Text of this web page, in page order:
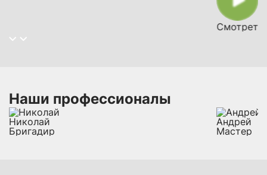
Смотреть
Наши профессионалы
Николай
Бригадир
Андрей
Мастер